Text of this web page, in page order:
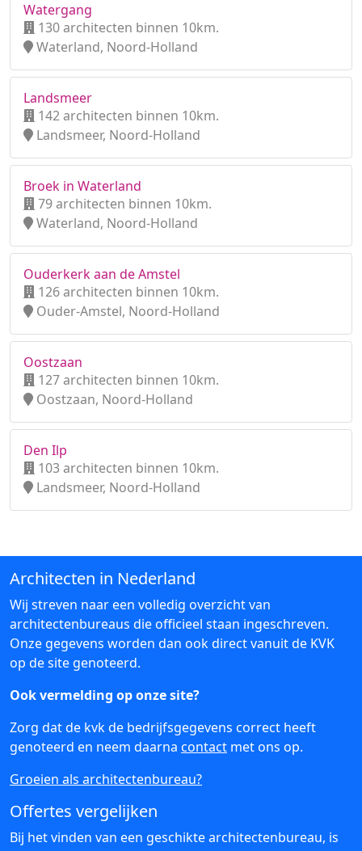
Watergang
130 architecten binnen 10km.
Waterland, Noord-Holland
Landsmeer
142 architecten binnen 10km.
Landsmeer, Noord-Holland
Broek in Waterland
79 architecten binnen 10km.
Waterland, Noord-Holland
Ouderkerk aan de Amstel
126 architecten binnen 10km.
Ouder-Amstel, Noord-Holland
Oostzaan
127 architecten binnen 10km.
Oostzaan, Noord-Holland
Den Ilp
103 architecten binnen 10km.
Landsmeer, Noord-Holland
Architecten in Nederland
Wij streven naar een volledig overzicht van
architectenbureaus die officieel staan ingeschreven.
Onze gegevens worden dan ook direct vanuit de KVK
op de site genoteerd.
Ook vermelding op onze site?
Zorg dat de kvk de bedrijfsgegevens correct heeft
genoteerd en neem daarna contact met ons op.
Groeien als architectenbureau?
Offertes vergelijken
Bij het vinden van een geschikte architectenbureau, is